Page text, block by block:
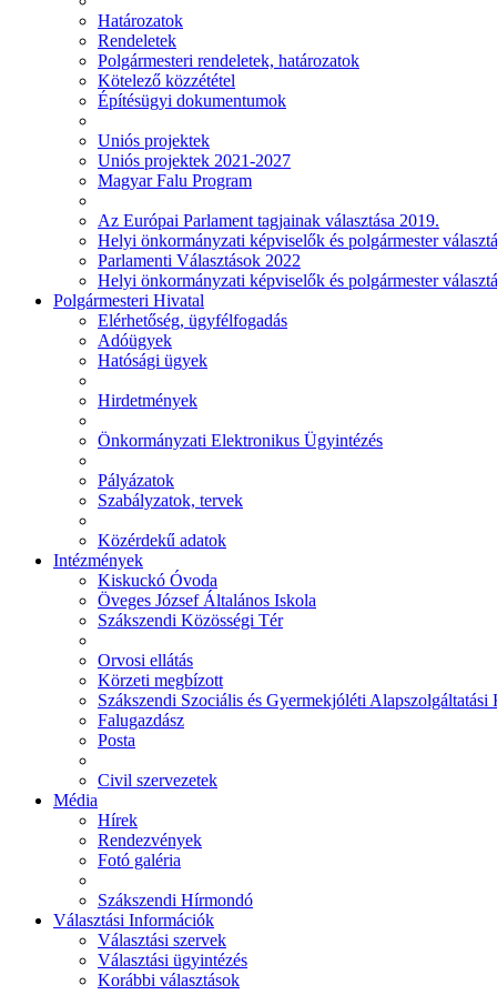
Határozatok
Rendeletek
Polgármesteri rendeletek, határozatok
Kötelező közzététel
Építésügyi dokumentumok
Uniós projektek
Uniós projektek 2021-2027
Magyar Falu Program
Az Európai Parlament tagjainak választása 2019.
Helyi önkormányzati képviselők és polgármester
Parlamenti Választások 2022
Helyi önkormányzati képviselők és polgármester
Polgármesteri Hivatal
Elérhetőség, ügyfélfogadás
Adóügyek
Hatósági ügyek
Hirdetmények
Önkormányzati Elektronikus Ügyintézés
Pályázatok
Szabályzatok, tervek
Közérdekű adatok
Intézmények
Kiskuckó Óvoda
Öveges József Általános Iskola
Szákszendi Közösségi Tér
Orvosi ellátás
Körzeti megbízott
Szákszendi Szociális és Gyermekjóléti Alapszolgáltatási
Falugazdász
Posta
Civil szervezetek
Média
Hírek
Rendezvények
Fotó galéria
Szákszendi Hírmondó
Választási Információk
Választási szervek
Választási ügyintézés
Korábbi választások